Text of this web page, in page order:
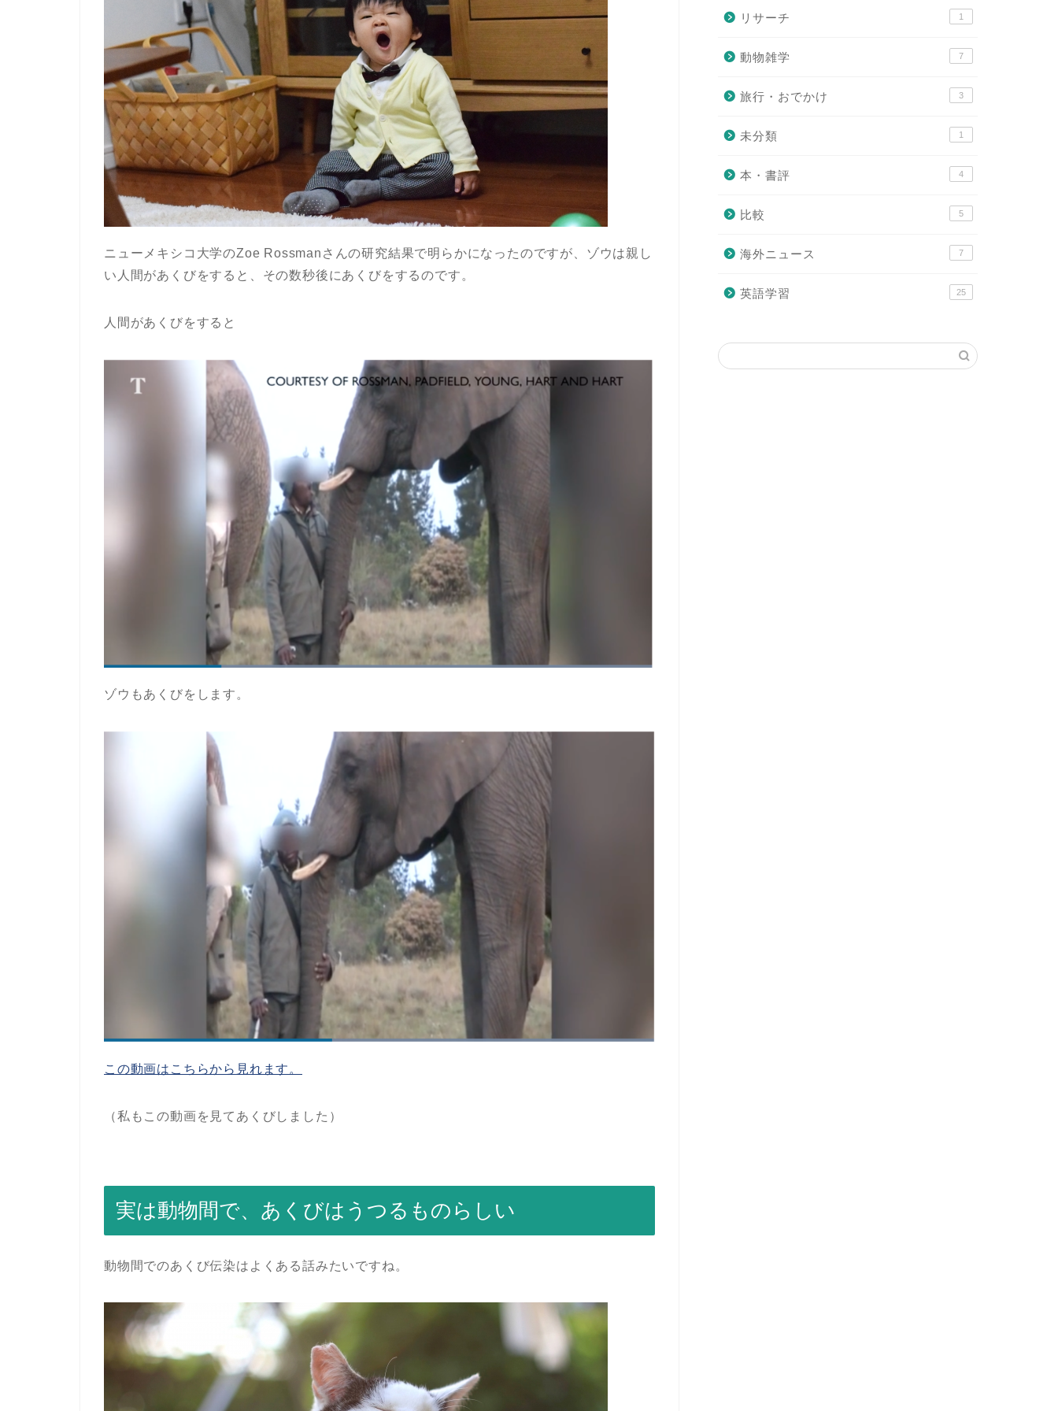
ニューメキシコ大学のZoe Rossmanさんの研究結果で明らかになったのですが、ゾウは親し
い人間があくびをすると、その数秒後にあくびをするのです。
人間があくびをすると
ゾウもあくびをします。
この動画はこちらから見れます。
（私もこの動画を見てあくびしました）
実は動物間で、あくびはうつるものらしい
動物間でのあくび伝染はよくある話みたいですね。
リサーチ 1
動物雑学 7
旅行・おでかけ 3
未分類 1
本・書評 4
比較 5
海外ニュース 7
英語学習 25